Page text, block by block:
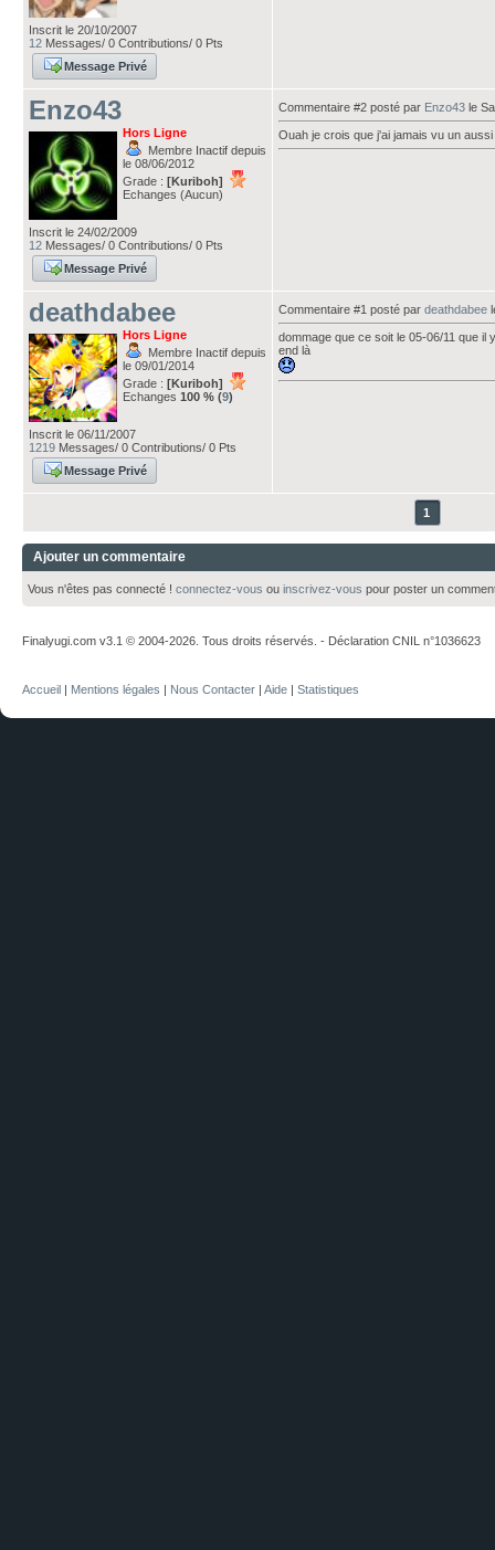
Inscrit le 20/10/2007
12 Messages/ 0 Contributions/ 0 Pts
Message Privé
Enzo43
Hors Ligne
Membre Inactif depuis
le 08/06/2012
Grade : [Kuriboh]
Echanges (Aucun)
Inscrit le 24/02/2009
12 Messages/ 0 Contributions/ 0 Pts
Message Privé
Commentaire #2 posté par Enzo43 le
Ouah je crois que j'ai jamais vu un
deathdabee
Hors Ligne
Membre Inactif depuis
le 09/01/2014
Grade : [Kuriboh]
Echanges 100 % (9)
Inscrit le 06/11/2007
1219 Messages/ 0 Contributions/ 0 Pts
Message Privé
Commentaire #1 posté par deathdabee
dommage que ce soit le 05-06/11 que il
end là
1
Ajouter un commentaire
Vous n'êtes pas connecté ! connectez-vous ou inscrivez-vous pour poster un
Finalyugi.com v3.1 © 2004-2026. Tous droits réservés. - Déclaration CNIL n°1036623
Accueil | Mentions légales | Nous Contacter | Aide | Statistiques